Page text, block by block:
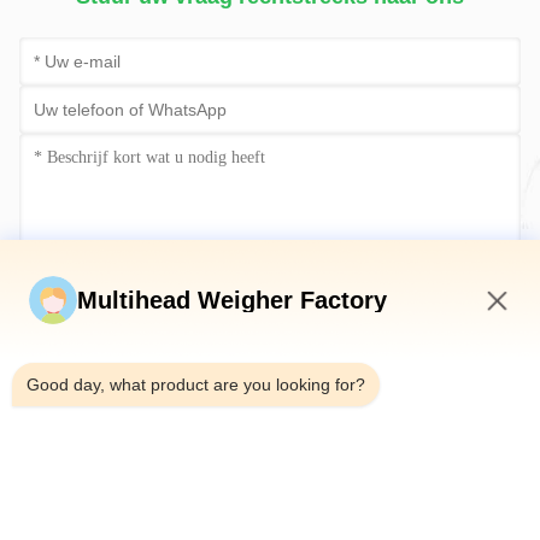
Stuur nu
Multihead Weigher Factory
Good day, what product are you looking for?